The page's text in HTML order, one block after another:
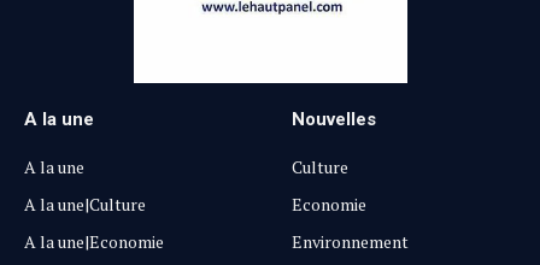
A la une
A la une
A la une|Culture
A la une|Economie
Nouvelles
Culture
Economie
Environnement